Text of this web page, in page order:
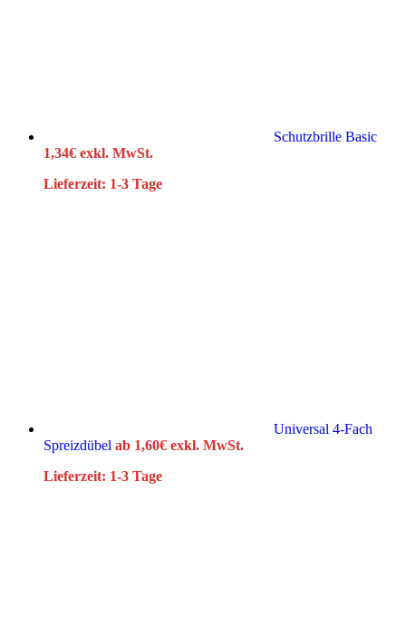
Schutzbrille Basic
1,34€ exkl. MwSt.
Lieferzeit: 1-3 Tage
Universal 4-Fach
Spreizdübel ab 1,60€ exkl. MwSt.
Lieferzeit: 1-3 Tage